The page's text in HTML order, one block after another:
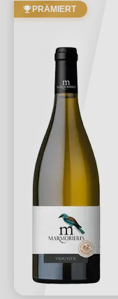
PRÄMIERT